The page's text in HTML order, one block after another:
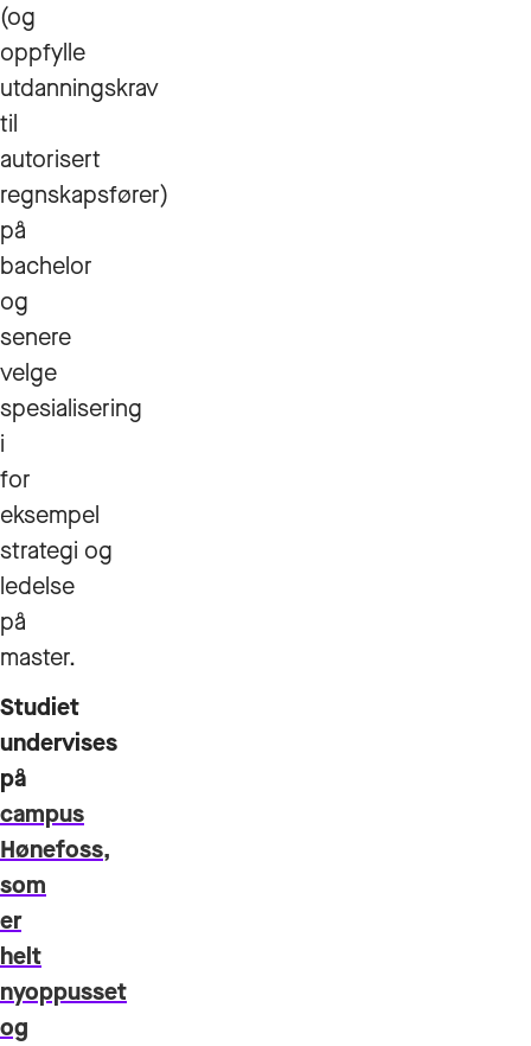
(og
oppfylle
utdanningskrav
til
autorisert
regnskapsfører)
på
bachelor
og
senere
velge
spesialisering
i
for
eksempel
strategi og
ledelse
på
master.
Studiet
undervises
på
campus
Hønefoss,
som
er
helt
nyoppusset
og